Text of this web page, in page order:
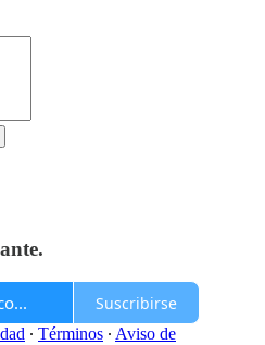
Suscribirse
∙ Términos ∙ Aviso de